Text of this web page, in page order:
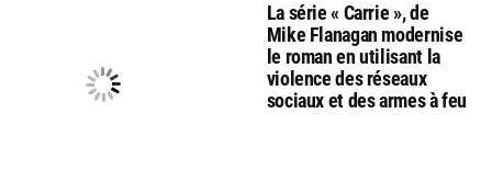
La série « Carrie », de
Mike Flanagan modernise
le roman en utilisant la
violence des réseaux
sociaux et des armes à feu